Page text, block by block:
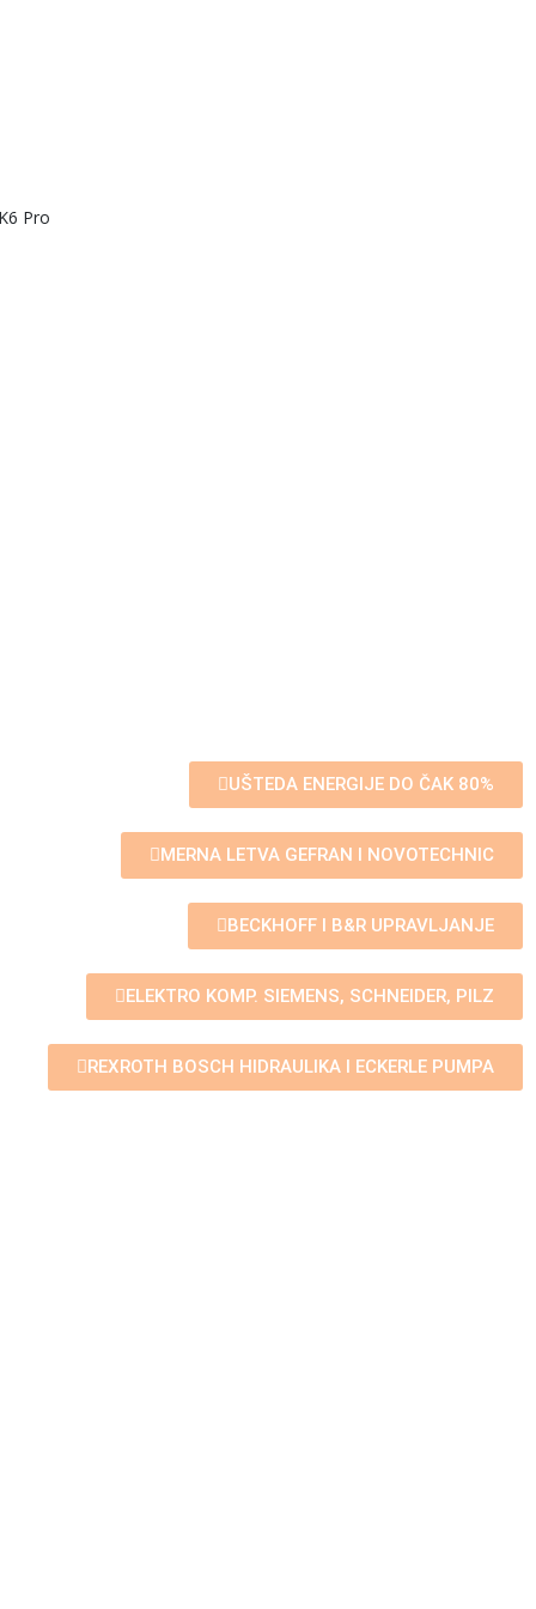
UŠTEDA ENERGIJE DO ČAK 80%
MERNA LETVA GEFRAN I NOVOTECHNIC
BECKHOFF I B&R UPRAVLJANJE
ELEKTRO KOMP. SIEMENS, SCHNEIDER, PILZ
REXROTH BOSCH HIDRAULIKA I ECKERLE PUMPA